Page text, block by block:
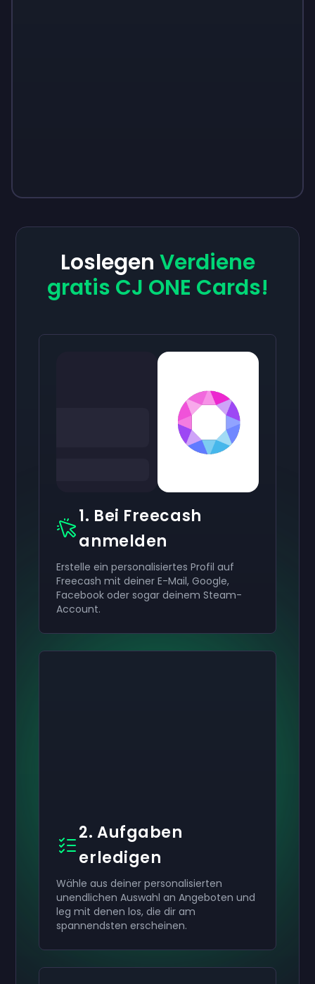
Loslegen Verdiene
gratis CJ ONE Cards!
1. Bei Freecash
anmelden
Erstelle ein personalisiertes Profil auf
Freecash mit deiner E-Mail, Google,
Facebook oder sogar deinem Steam-
Account.
2. Aufgaben
erledigen
Wähle aus deiner personalisierten
unendlichen Auswahl an Angeboten und
leg mit denen los, die dir am
spannendsten erscheinen.